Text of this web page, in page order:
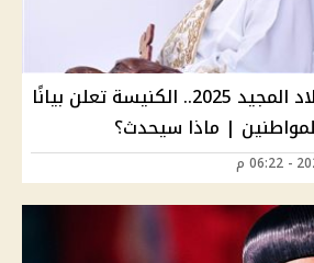
قبل حلول عيد الميلاد المجيد 2025.. الكنيسة تعلن بيانًا
| ماذا سيحدث؟